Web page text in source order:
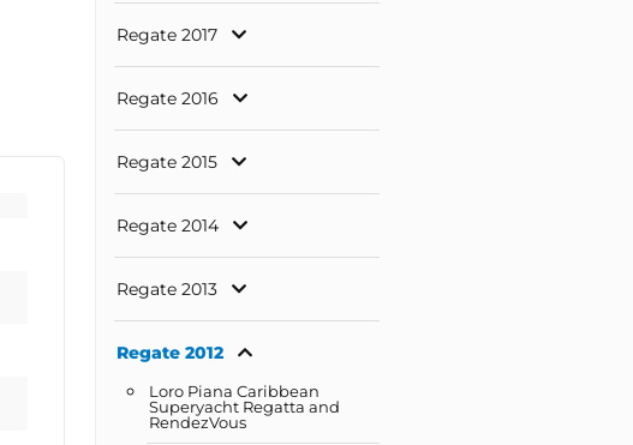
Regate 2017
Regate 2016
Regate 2015
Regate 2014
Regate 2013
Regate 2012
Loro Piana Caribbean
Superyacht Regatta and
RendezVous